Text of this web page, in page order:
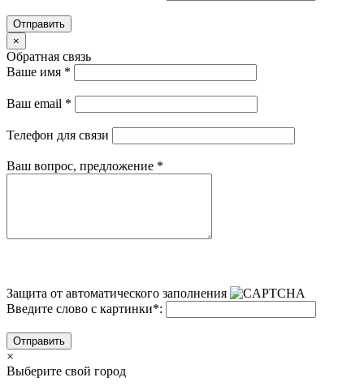
Отправить
×
Обратная связь
Ваше имя *
Ваш email *
Телефон для связи
Ваш вопрос, предложение *
Защита от автоматического заполнения
Введите слово с картинки*:
Отправить
×
Выберите свой город